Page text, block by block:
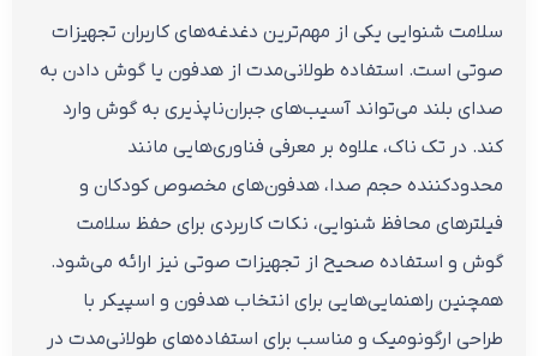
سلامت شنوایی یکی از مهم‌ترین دغدغه‌های کاربران تجهیزات
صوتی است. استفاده طولانی‌مدت از هدفون یا گوش دادن به
صدای بلند می‌تواند آسیب‌های جبران‌ناپذیری به گوش وارد
کند. در تک ناک، علاوه بر معرفی فناوری‌هایی مانند
محدودکننده حجم صدا، هدفون‌های مخصوص کودکان و
فیلترهای محافظ شنوایی، نکات کاربردی برای حفظ سلامت
گوش و استفاده صحیح از تجهیزات صوتی نیز ارائه می‌شود.
همچنین راهنمایی‌هایی برای انتخاب هدفون و اسپیکر با
طراحی ارگونومیک و مناسب برای استفاده‌های طولانی‌مدت در